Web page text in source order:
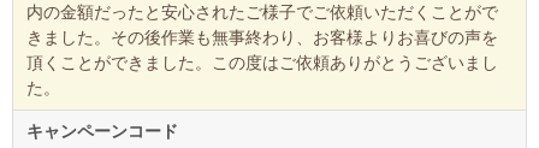
内の金額だったと安心されたご様子でご依頼いただくことがで
きました。その後作業も無事終わり、お客様よりお喜びの声を
頂くことができました。この度はご依頼ありがとうございまし
た。
キャンペーンコード